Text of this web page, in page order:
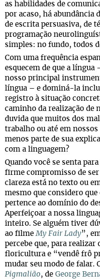
as habilidades de
por acaso, há abundância
de escrita persuasiva, de
programação
simples: no fundo, todos
Com uma frequência
esquecem de que a língua
nosso principal
língua – e dominá-la inclui
registro à situação
caminho da realização de
duvida que muitos dos
trabalho ou até em
menos parte de sua
com a linguagem?
Quando você se senta
firme compromisso de
clareza está no texto ou
mesmo que considero
pertence ao domínio do
Aperfeiçoar a nossa
inteiro. Se alguém tiver
ao filmeMy Fair Lady”,
percebe que, para realizar
floricultura e “vendê frô
mudar seu modo de falar.
Pigmalião, de George